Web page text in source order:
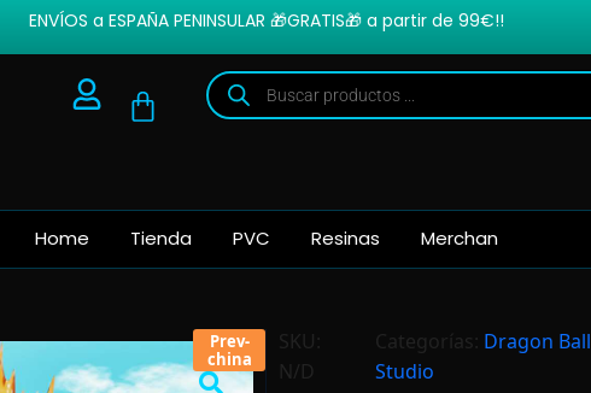
ENVÍOS a ESPAÑA PENINSULAR 🎁GRATIS🎁 a partir de 99€!!
Home Tienda PVC Resinas Merchan
Prev-
china
SKU:
N/D
Categorías: Dragon Ball
Studio